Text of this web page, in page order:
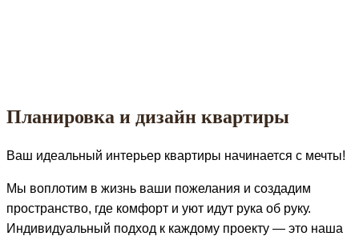
Планировка и дизайн квартиры
Ваш идеальный интерьер квартиры начинается с мечты!
Мы воплотим в жизнь ваши пожелания и создадим
пространство, где комфорт и уют идут рука об руку.
Индивидуальный подход к каждому проекту — это наша